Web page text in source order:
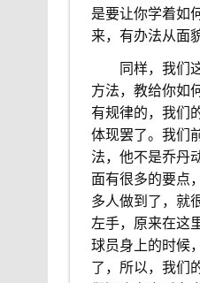
是要让你学着如
来，有办法从面
同样，我们
方法，教给你如
有规律的，我们
体现罢了。我们
法，他不是乔丹
面有很多的要点
多人做到了，就
左手，原来在这
球员身上的时候
了，所以，我们